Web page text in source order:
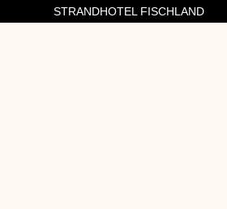
STRANDHOTEL FISCHLAND